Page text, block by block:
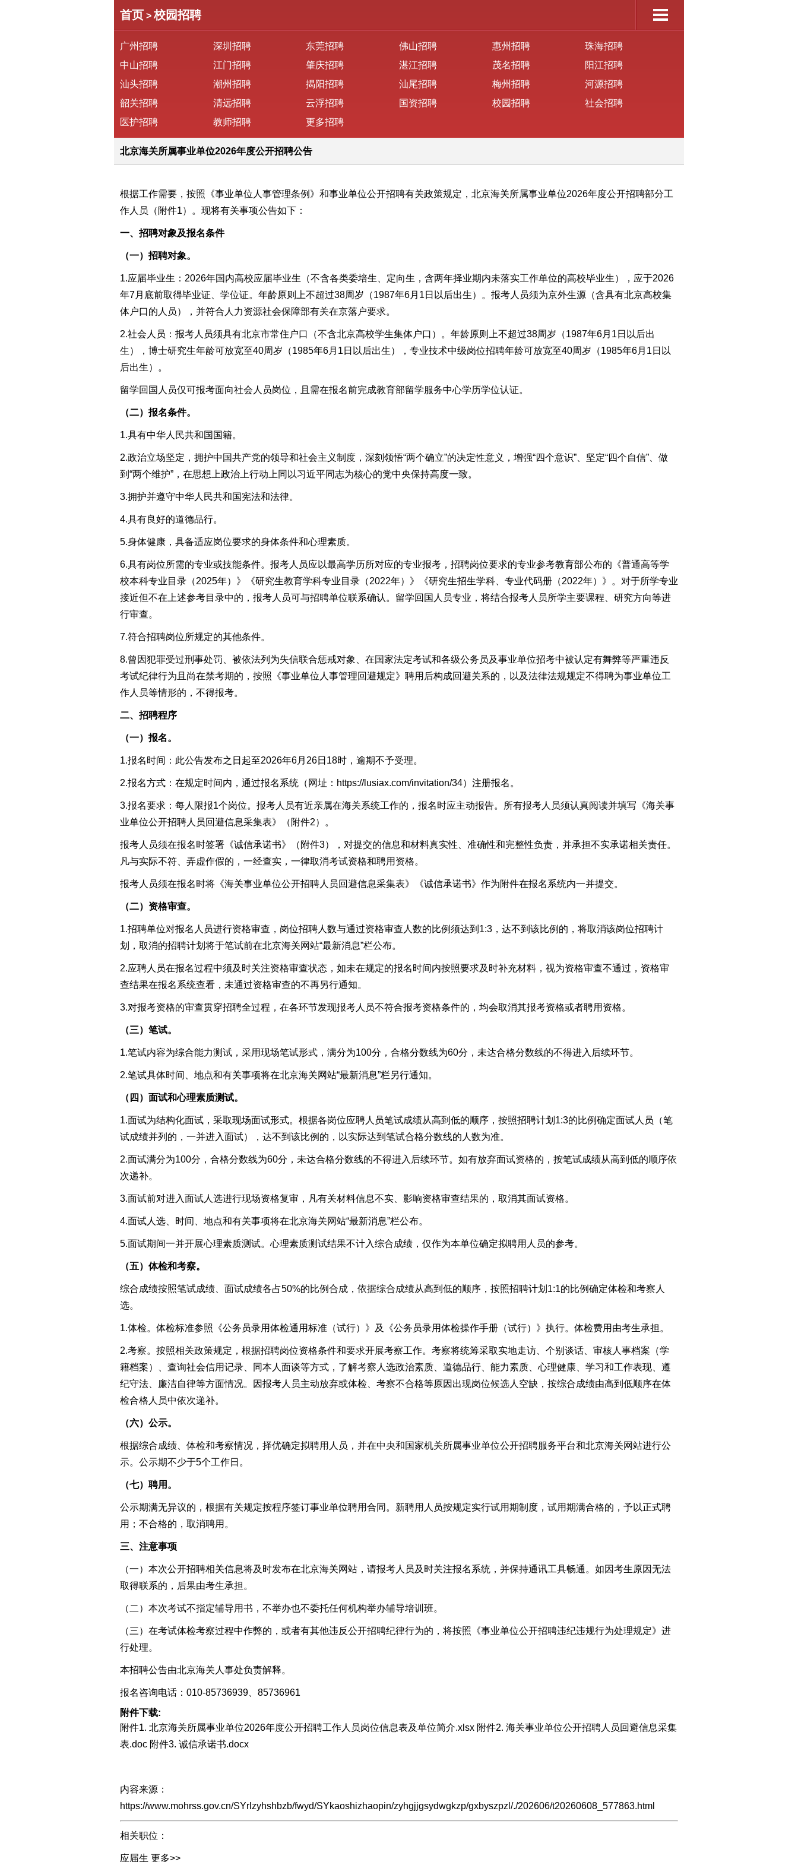
首页 >校园招聘
广州招聘 深圳招聘 东莞招聘 佛山招聘 惠州招聘
珠海招聘
中山招聘
江门招聘 肇庆招聘 湛江招聘 茂名招聘
阳江招聘
汕头招聘
潮州招聘 揭阳招聘 汕尾招聘 梅州招聘
河源招聘
韶关招聘
清远招聘 云浮招聘 国资招聘 校园招聘
社会招聘
医护招聘
教师招聘 更多招聘
北京海关所属事业单位2026年度公开招聘公告
根据工作需要，按照《事业单位人事管理条例》和事业单位公开招聘有关政策规定，北京海关所属事业单位2026年度公开招聘部分工
作人员 （附件1） 。 现将有关事项公告如下：
一、招聘对象及报名条件
（一）招聘对象。
1.应届毕业生： 2026年国内高校应届毕业生 （不含各类委培生、定向生 ， 含两年择业期内未落实工作单位的高校毕业生）， 应于2026
年7月 底前取得毕业证、学位证。 年龄原则上不超过38周岁（1987年6月 1日以后出生） 。报考人员须为京外生源 （含具有北京高校集
体户口的人员），并符合 人力资源社会保障部有关在京落户要求。
2.社会 人员 ： 报考人员须具有北京市常住 户口 （不含北京高校学生集体户口 ）。 年龄原则上不超过38周岁（1987年6月 1日以后出
生）
， 博士研究生年龄可放宽至40周岁（1985年6月 1日 以后出生），专业技术中级岗位招聘年龄可放宽至40周岁（1985年6月 1日 以
后出生）
。
留学回国人员仅可报考面向社会人员岗位，且需在报名前完成教育部留学服务中心学历学位认证。
（二）报名条件。
1.具有中华人民共和国国籍。
2.政治立场坚定， 拥护中国共产党的领导和社会主义制度 ，深刻领悟“两个确立”的决定性意义，增强“四个意识” 、坚定“四个自信” 、做
到 “两个维护” ，在思想上政治上行动上同以习近平同志为核心的党中央保持高度一致。
3.拥护并遵守中华人 民共和国宪法和法律。
4.具有良好的道德品行。
5.身体健康，具备适应岗位要求的身体条件和心理素质。
6.具有岗位所需的专业或技能条件。报考人员应以最高学历所对应的专业报考，招聘岗位要求的专业参考教育部公布的《普通高等学
校本科专业目录 （2025年） 》《研究生教育学科专业目录 （2022年） 》《研究生招生学科、专业代码册（2022年） 》。 对于所学专业
接近但不在上述参考目录中的，报考人员可与招聘单位联系确认。留学回国人员专业，将结合报考人员所学主要课程、研究方向等进
行审查。
7.符合招聘岗位所规定的其他条件。
8.曾因犯罪受过刑事处罚、被依法列为失信联合惩戒对象、在国家法定考试和各级公务员及事业单位招考中被认定有舞弊等严重违反
考试纪律行为且尚在禁考期的，按照《事业单位人事管理回避规定》聘用后构成回避关系的，以及法律法规规定不得聘为事业单位工
作人员等情形的，不得报考。
二、 招聘程序
（一）报名。
1.报名时间： 此公告发布之日 起至2026年6月 26日18时，逾期不予受理。
2.报名方式： 在规定时间内，通过报名系统（网址： https://lusiax.com/invitation/34）注册报名。
3.报名要求：每人 限报1个岗位。报考人员有近亲属在海关系统工作的，报名时应主动报告。所有报考人员须认真阅读并填写 《海关事
业单位公开招聘人员回避信息采集表》（附件2） 。
报考人员须在报名时签署 《诚信承诺书》
（附件3），对提交的信息和材料真实性、准确性和完整性负责，并承担不实承诺相关责任。
凡与实际不符、弄虚作假的，一经查实，一律取消考试资格和聘用资格。
报考人员须在报名时将 《海关事业单位公开招聘人员回避信息采集表》《诚信承诺书》 作为附件在报名系统内一并提交。
（二）资格审查。
1.招聘单位对报名人员进行资格审查 ，岗位招聘人数与通过资格审查人数的比例须达到1:3，达不到该比例的，将取消该岗位招聘计
划
，取消的招聘计划将于笔试前在北京海关网站“最新消息”栏公布。
2.应聘人员在报名过程中须及时关注资格审查状态，如未在规定的报名时间内按照要求及时补充材料，视为资格审查不通过，资格审
查结果在报名系统查看，未通过资格审查的不再另行通知。
3.对报考资格的审查贯穿招聘全过程，在各环节发现报考人员不符合报考资格条件的，均会取消其报考资格或者聘用资格。
（三）笔试。
1.笔试内容为综合能力测试，采用现场笔试形式， 满分为100分 ， 合格分数线为60分 ，未达合格分数线的不得进入后续环节。
2.笔试具体时间、地点和有关事项将在北京海关网站“最新消息”栏另行通知。
（四）面试和心理素质测试。
1.面试为结构化面试， 采取现场面试形式。 根据各岗位应聘人员笔试成绩从高到低的顺序，按照招聘计划1:3的比例确定面试人 员 （笔
试成绩并列的，一并进入面试）
，达不到该比例的，以实际达到笔试合格分数线的人数为准。
2.面试满分为100分，合格分数线为60分， 未达合格分数线的不得进入后续环节。如有放弃面试资格的 ，按笔试成绩从高到低的顺序依
次递补。
3.面试前对进入面试人选进行现场资格复审，凡有关材料信息不实、影响资格审查结果的，取消其面试资格。
4.面试人选、时间、地点和有关事项将在北京海关网站“最新消息”栏公布。
5.面试期间一并开展心理素质测试。心理素质测试结果不计入综合成绩， 仅作为本单位确定拟聘用人员的参考。
（五）体检和考察。
综合成绩按照笔试成绩、面试成绩各占50%的比例合成，依据综合成绩从高到低的顺序，按照招聘计划 1:1的比例确定体检和考察人
选。
1.体检。 体检标准参照《公务员录用体检通用标准（试行）》 及《公务员录用体检操作手册（试行）》 执行。 体检费用由考生承担。
2.考察。 按照相关政策规定，根据招聘岗位资格条件和要求开展考察工作。 考察将统筹采取实地走访、个别谈话、审核人事档案 （学
籍档案）
查询社会信用记录、 同本人面谈等方式 ， 了解考察人选政治素质、道德品行、能力素质、心理健康、学习和工作表现、遵
纪守法、廉洁自律等方面情况。因报考人员主动放弃或体检、考察不合格等原因出现岗位候选人空缺， 按综合成绩由高到低顺序在体
检合格人员中依次递补。
（六）公示。
根据综合成绩、 体检和考察情况， 择优确定拟聘用人员，并在中央和国家机关所属事业单位公开招聘服务平台和北京海关网站进行公
示。公示期不少于5个工作日。
（七）聘用。
公示期满无异议的 ，根据有关规定按程序签订事业单位聘用合同 。 新聘用人员按规定实行试用期制度，试用期满合格的，予以正式聘
用；不合格的，取消聘用。
三、注意事项
（一） 本次公开招聘相关信息将及时发布在北京海关网站，请报考人员及时关注报名系统 ，并保持通讯工具畅通。 如因考生原因无法
取得联系的，后果由考生承担。
（ 二 ） 本次考试不指定辅导用书，不举办也不委托任何机构举办辅导培训班。
（三） 在考试体检考察过程中作弊的，或者有其他违反公开招聘纪律行为的，将按照《事业单位公开招聘违纪违规行为处理规定》进
行处理。
本招聘公告由北京海关人事处负责解释。
报名咨询电话：010-85736939、85736961
附件下载:
附件1. 北京海关所属事业单位2026年度公开招聘工作人员岗位信息表及单位简介.xlsx 附件2. 海关事业单位公开招聘人员回避信息采集
表.doc 附件3. 诚信承诺书.docx
内容来源：
https://www.mohrss.gov.cn/SYrlzyhshbzb/fwyd/SYkaoshizhaopin/zyhgjjgsydwgkzp/gxbyszpzl/./202606/t20260608_577863.html
相关职位：
应届生 更多>>